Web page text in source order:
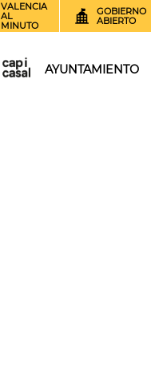
VALENCIA
AL
MINUTO
GOBIERNO
ABIERTO
AYUNTAMIENTO